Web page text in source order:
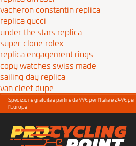
vacheron constantin replica
replica gucci
under the stars replica
super clone rolex
replica engagement rings
copy watches swiss made
sailing day replica
van cleef dupe
Spedizione gratuita a partire da 99€ per l'Italia e 249€ per
l'Europa